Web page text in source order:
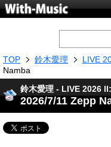
TOP 鈴木愛理 LIVE
Namba
鈴木愛理 - LIVE 2026
2026/7/11 Zepp